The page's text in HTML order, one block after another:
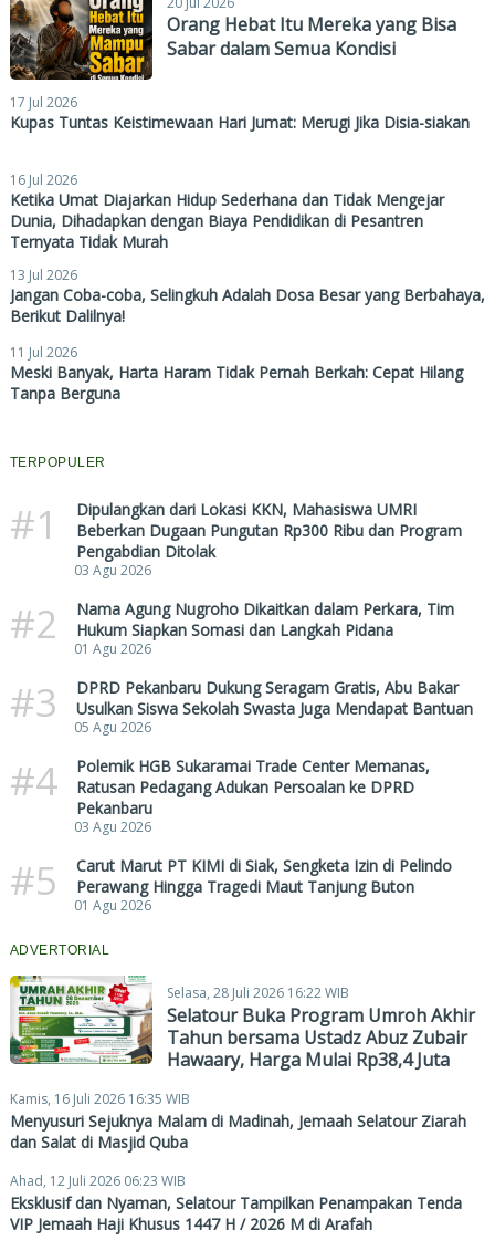
Orang Hebat Itu Mereka yang Bisa
Sabar dalam Semua Kondisi
17 Jul 2026
Kupas Tuntas Keistimewaan Hari Jumat: Merugi Jika Disia-siakan
16 Jul 2026
Ketika Umat Diajarkan Hidup Sederhana dan Tidak Mengejar
Dunia, Dihadapkan dengan Biaya Pendidikan di Pesantren
Ternyata Tidak Murah
13 Jul 2026
Jangan Coba-coba, Selingkuh Adalah Dosa Besar yang Berbahaya,
Berikut Dalilnya!
11 Jul 2026
Meski Banyak, Harta Haram Tidak Pernah Berkah: Cepat Hilang
Tanpa Berguna
TERPOPULER
#1
Dipulangkan dari Lokasi KKN, Mahasiswa UMRI
Beberkan Dugaan Pungutan Rp300 Ribu dan Program
Pengabdian Ditolak
03 Agu 2026
#2
Nama Agung Nugroho Dikaitkan dalam Perkara, Tim
Hukum Siapkan Somasi dan Langkah Pidana
01 Agu 2026
#3
DPRD Pekanbaru Dukung Seragam Gratis, Abu Bakar
Usulkan Siswa Sekolah Swasta Juga Mendapat Bantuan
05 Agu 2026
#4
Polemik HGB Sukaramai Trade Center Memanas,
Ratusan Pedagang Adukan Persoalan ke DPRD
Pekanbaru
03 Agu 2026
#5
Carut Marut PT KIMI di Siak, Sengketa Izin di Pelindo
Perawang Hingga Tragedi Maut Tanjung Buton
01 Agu 2026
ADVERTORIAL
Selasa, 28 Juli 2026 16:22 WIB
Selatour Buka Program Umroh Akhir
Tahun bersama Ustadz Abuz Zubair
Hawaary, Harga Mulai Rp38,4 Juta
Kamis, 16 Juli 2026 16:35 WIB
Menyusuri Sejuknya Malam di Madinah, Jemaah Selatour Ziarah
dan Salat di Masjid Quba
Ahad, 12 Juli 2026 06:23 WIB
Eksklusif dan Nyaman, Selatour Tampilkan Penampakan Tenda
VIP Jemaah Haji Khusus 1447 H / 2026 M di Arafah